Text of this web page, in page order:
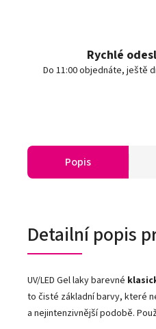
Rychlé
Do 11:00 objednáte, ještě
Popis
Detailní popis
UV/LED Gel laky barevné
to čisté základní barvy, které
a nejintenzivnější podobě.